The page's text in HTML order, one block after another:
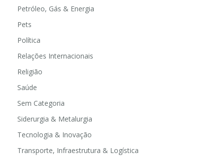
Petróleo, Gás & Energia
Pets
Política
Relações Internacionais
Religião
Saúde
Sem Categoria
Siderurgia & Metalurgia
Tecnologia & Inovação
Transporte, Infraestrutura & Logística